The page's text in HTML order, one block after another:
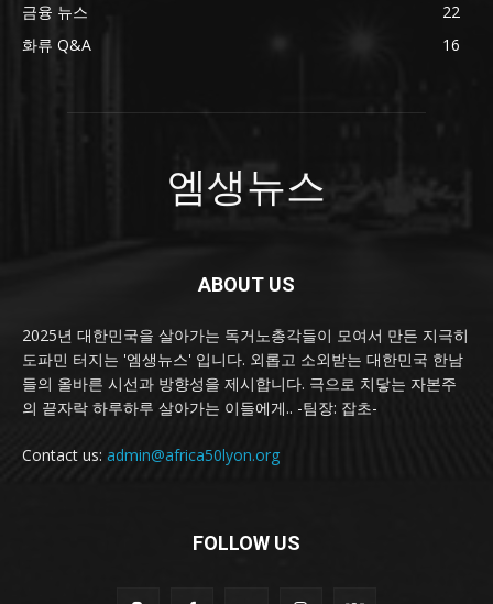
금융 뉴스
22
화류 Q&A
16
엠생뉴스
ABOUT US
2025년 대한민국을 살아가는 독거노총각들이 모여서 만든 지극히
도파민 터지는 '엠생뉴스' 입니다. 외롭고 소외받는 대한민국 한남
들의 올바른 시선과 방향성을 제시합니다. 극으로 치닿는 자본주
의 끝자락 하루하루 살아가는 이들에게.. -팀장: 잡초-
Contact us: admin@africa50lyon.org
FOLLOW US